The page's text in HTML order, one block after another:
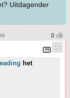
Uitdagender
het